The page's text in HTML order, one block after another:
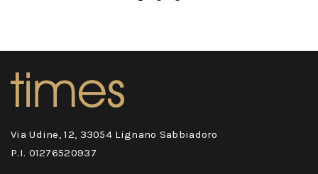
Via Udine, 12, 33054 Lignano Sabbiadoro
P.I. 01276520937